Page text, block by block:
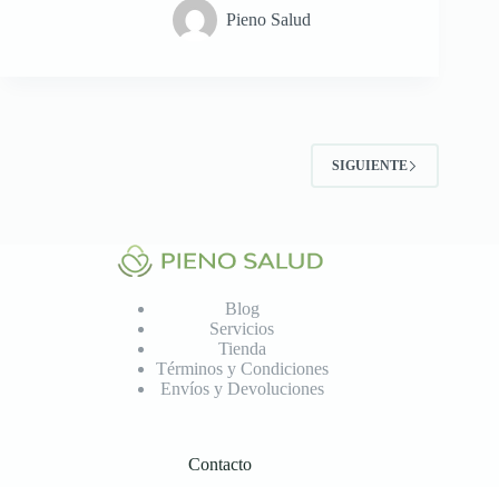
Pieno Salud
SIGUIENTE
Blog
Servicios
Tienda
Términos y Condiciones
Envíos y Devoluciones
Contacto